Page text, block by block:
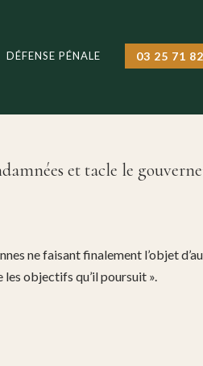
DÉFENSE PÉNALE 03 25 71
et tacle le
ne faisant finalement l’objet
les objectifs qu’il poursuit ».